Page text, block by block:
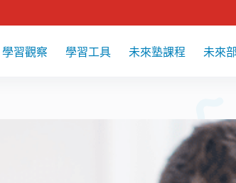
學習觀察 學習工具 未來塾課程 未來